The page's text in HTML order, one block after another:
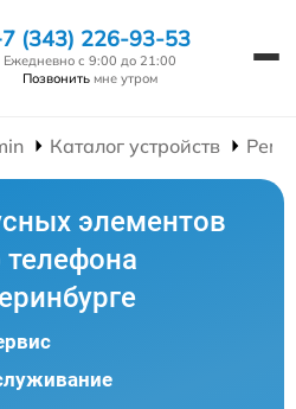
(343) 226-93-53
Ежедневно с 9:00 до 21:00
Позвонить мне утром
Каталог устройств
элементов
телефона